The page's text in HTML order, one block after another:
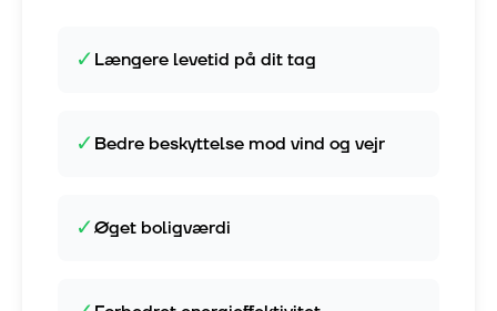
✓Længere levetid på dit tag
✓Bedre beskyttelse mod vind og vejr
✓Øget boligværdi